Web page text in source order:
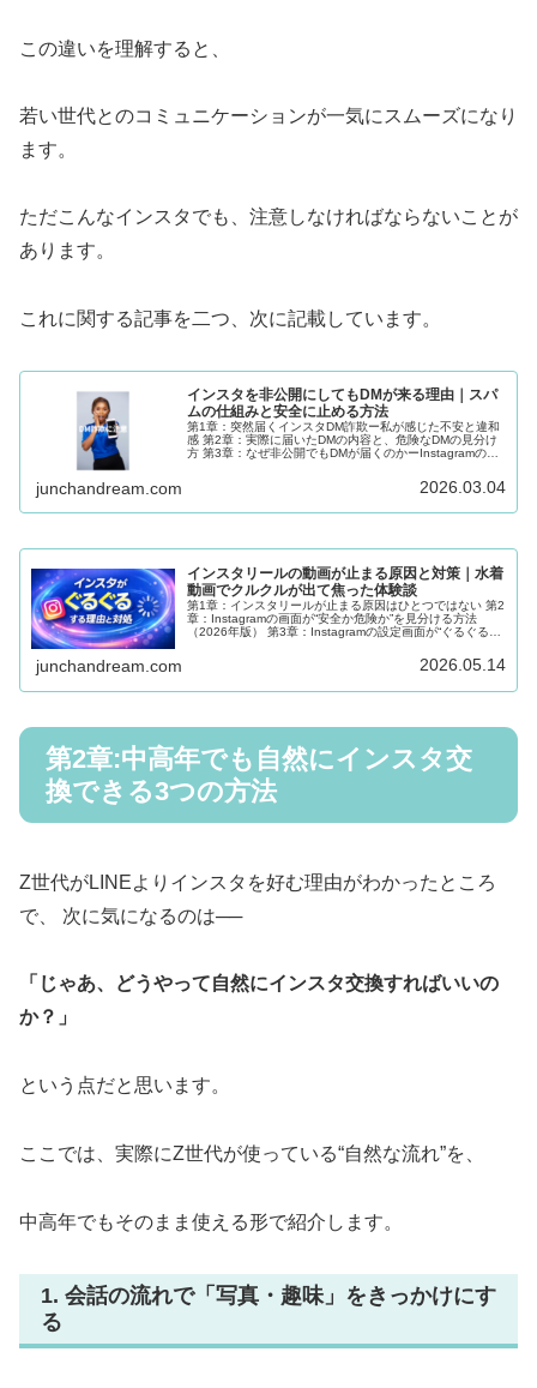
この違いを理解すると、
若い世代とのコミュニケーションが一気にスムーズになり
ます。
ただこんなインスタでも、注意しなければならないことが
あります。
これに関する記事を二つ、次に記載しています。
インスタを非公開にしてもDMが来る理由｜スパ
ムの仕組みと安全に止める方法
第1章：突然届くインスタDM詐欺ー私が感じた不安と違和
感 第2章：実際に届いたDMの内容と、危険なDMの見分け
方 第3章：なぜ非公開でもDMが届くのかーInstagramの仕
きる安全な行動 第5章:アカウントが乗っ取られるとどうな
るかー本当に危険な症状 第6章：まとめ ― DMが届いただ
junchandream.com 2026.03.04
インスタリールの動画が止まる原因と対策｜水着
動画でクルクルが出て焦った体験談
第1章：インスタリールが止まる原因はひとつではない 第2
章：Instagramの画面が“安全か危険か”を見分ける方法
（2026年版） 第3章：Instagramの設定画面が“ぐるぐるし
junchandream.com 2026.05.14
第2章:中高年でも自然にインスタ交
換できる3つの方法
Z世代がLINEよりインスタを好む理由がわかったところ
で、 次に気になるのは──
「じゃあ、どうやって自然にインスタ交換すればいいの
か？」
という点だと思います。
ここでは、実際にZ世代が使っている“自然な流れ”を、
中高年でもそのまま使える形で紹介します。
1. 会話の流れで「写真・趣味」をきっかけにす
る